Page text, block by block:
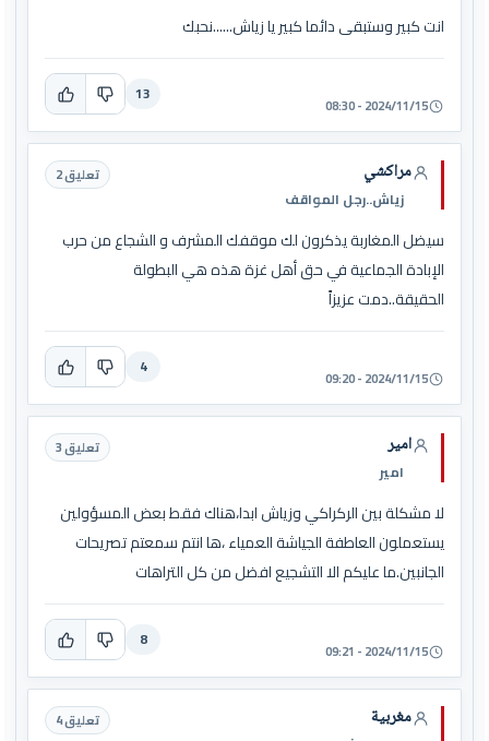
انت كبير وستبقى دائما كبير يا زياش......نحبك
2024/11/15 - 08:30
13
مراكشي
زياش..رجل المواقف
تعليق 2
سيضل المغاربة يذكرون لك موقفك المشرف و الشجاع من حرب
الإبادة الجماعية في حق أهل غزة هذه هي البطولة
الحقيقة..دمت عزيزاً
2024/11/15 - 09:20
4
امير
امير
تعليق 3
لا مشكلة بين الركراكي وزياش ابدا،هناك فقط بعض المسؤولين
يستعملون العاطفة الجياشة العمياء ،ها انتم سمعتم تصريحات
الجانبين.ما عليكم الا التشجيع افضل من كل التراهات
2024/11/15 - 09:21
8
مغربية تعليق 4